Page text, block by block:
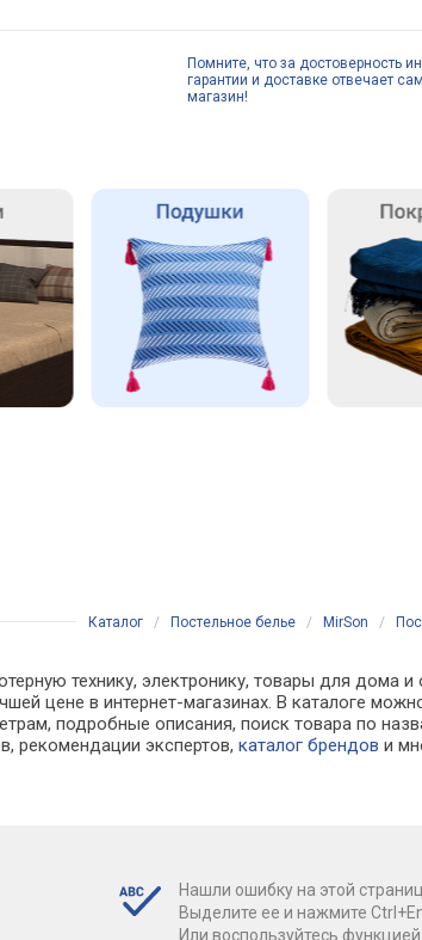
Помните, что за достоверность
гарантии и доставке отвечает
магазин!
Каталог / Постельное белье / MirSon /
технику, электронику, товары для дома
цене в интернет-магазинах. В каталоге
подробные описания, поиск товара по
рекомендации экспертов,каталог брендов и
Нашли ошибку на этой
Выделите ее и нажмите
Или воспользуйтесь функцией